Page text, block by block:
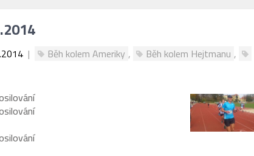
| Běh kolem Ameriky , Běh kolem Hejtmanu ,